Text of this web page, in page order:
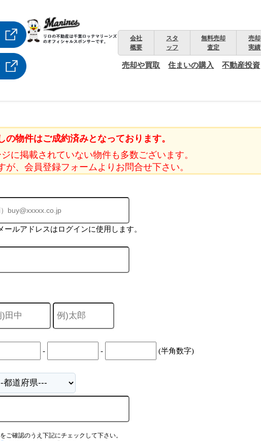
会社
概要
スタ
ッフ
無料売却
査定
売却
実績
売却や買取 住まいの購入 不動産投資
の物件はご成約済みとなっております。
に掲載されていない物件も多数ございます。
が、会員登録フォームよりお問合せ下さい。
ールアドレスはログインに使用します。
- - (半角数字)
ご確認のうえ下記にチェックして下さい。